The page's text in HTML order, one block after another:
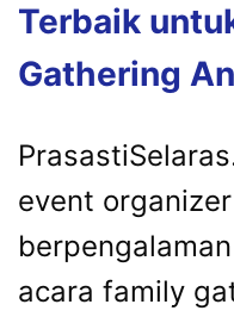
Terbaik
Gathering
event
acara family